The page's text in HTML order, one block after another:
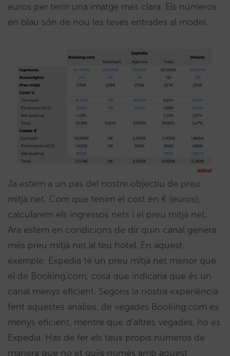
euros per tenir una imatge més clara. Els números
en blau són de nou les teves entrades al model.
Ja estem a un pas del nostre objectiu de preu
mitjà net. Com que tenim el cost en € (euros),
calcularem els ingressos nets i el preu mitjà net.
Ara estem en condicions de dir quin canal genera
més preu mitjà net al teu hotel. En aquest
exemple, Expedia té un preu mitjà net menor que
el de Booking.com, cosa que indicaria que és un
canal menys eficient. Segons la nostra experiència
fent aquestes anàlisis, de vegades Booking.com és
menys eficient, mentre que d’altres vegades, ho és
Expedia. Has de fer els teus propis números de
manera que no et guiïs només amb aquest